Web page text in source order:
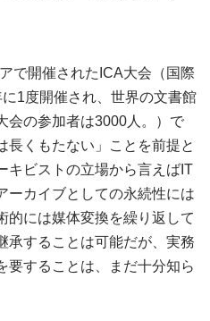
で開催されたICA大会（国際
1度開催され、世界の文書館
会の参加者は3000人。）で
長くもたない」ことを前提と
キビストの立場から言えばIT
ーカイブとしての永続性には
的には媒体変換を繰り返して
承することは可能だが、実務
要することは、まだ十分知ら